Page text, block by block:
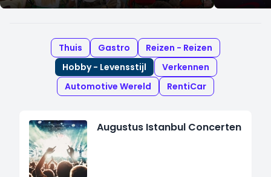
Thuis Gastro
Reizen - Reizen
Hobby - Levensstijl
Verkennen
Automotive Wereld
RentiCar
Augustus Istanbul Concerten